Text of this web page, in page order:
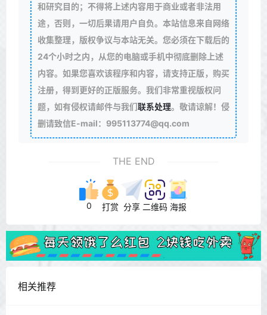
和研究目的；不得将上述内容用于商业或者非法用
途，否则，一切后果请用户自负。本站信息来自网络
收集整理，版权争议与本站无关。您必须在下载后的
24个小时之内，从您的电脑或手机中彻底删除上述
内容。如果您喜欢该程序和内容，请支持正版，购买
注册，得到更好的正版服务。我们非常重视版权问
题，如有侵权请邮件与我们联系处理。敬请谅解！侵
删请致信E-mail：995113774@qq.com
THE END
0 打赏 分享 二维码 海报
相关推荐